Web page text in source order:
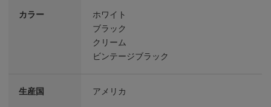
カラー
ホワイト
ブラック
クリーム
ビンテージブラック
生産国 アメリカ